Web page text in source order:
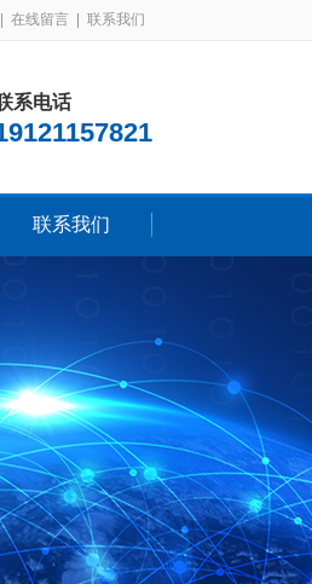
在线留言 联系我们
系电话
联系我们